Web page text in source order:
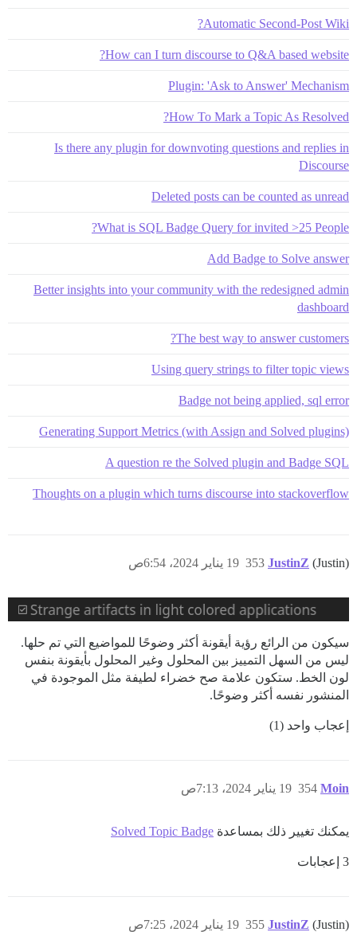
Automatic Second-Post Wiki?
How can I turn discourse to Q&A based website?
Plugin: 'Ask to Answer' Mechanism
How To Mark a Topic As Resolved?
Is there any plugin for downvoting questions and replies in
Discourse
Deleted posts can be counted as unread
What is SQL Badge Query for invited >25 People?
Add Badge to Solve answer
Better insights into your community with the redesigned admin
dashboard
The best way to answer customers?
Using query strings to filter topic views
Badge not being applied, sql error
Generating Support Metrics (with Assign and Solved plugins)
A question re the Solved plugin and Badge SQL
Thoughts on a plugin which turns discourse into stackoverflow
JustinZ (Justin) 19 يناير 2024، 6:54ص 353
سيكون من الرائع رؤية أيقونة أكثر وضوحًا للمواضيع التي تم حلها.
ليس من السهل التمييز بين المحلول وغير المحلول بأيقونة بنفس
لون الخط. ستكون علامة صح خضراء لطيفة مثل الموجودة في
المنشور نفسه أكثر وضوحًا.
إعجاب واحد (1)
Moin 19 يناير 2024، 7:13ص 354
يمكنك تغيير ذلك بمساعدة Solved Topic Badge
3 إعجابات
JustinZ (Justin) 19 يناير 2024، 7:25ص 355